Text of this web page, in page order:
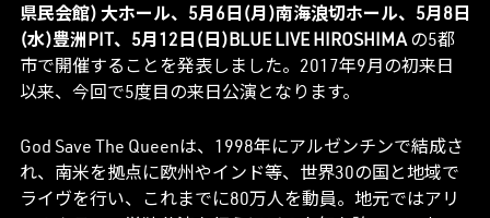
県民会館) 大ホール、5月6日(月)南海浪切ホール、5月8日
(水)豊洲PIT、5月12日(日)BLUE LIVE HIROSHIMAの5都
市で開催することを発表しました。2017年9月の初来日
以来、今回で5度目の来日公演となります。
God Save The Queenは、1998年にアルゼンチンで結成さ
れ、南米を拠点に欧州やインド等、世界30の国と地域で
ライヴを行い、これまでに80万人を動員。地元ではアリ